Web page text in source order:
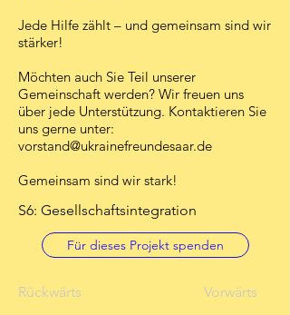
Jede Hilfe zählt – und gemeinsam sind wir
stärker!
Möchten auch Sie Teil unserer
Gemeinschaft werden? Wir freuen uns
über jede Unterstützung. Kontaktieren Sie
uns gerne unter:
vorstand@ukrainefreundesaar.de
Gemeinsam sind wir stark!
S6: Gesellschaftsintegration
Für dieses Projekt spenden
Rückwärts Vorwärts